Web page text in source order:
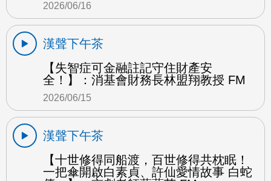
2026/06/16
漢聲下午茶
【失智症可金融註記守住財產安
全！】：消基會財務長林盟翔教授 FM
2026/06/15
漢聲下午茶
【十世修得同船渡，百世修得共枕眠！
一把傘開啟白素貞、許仙愛情故事 白蛇